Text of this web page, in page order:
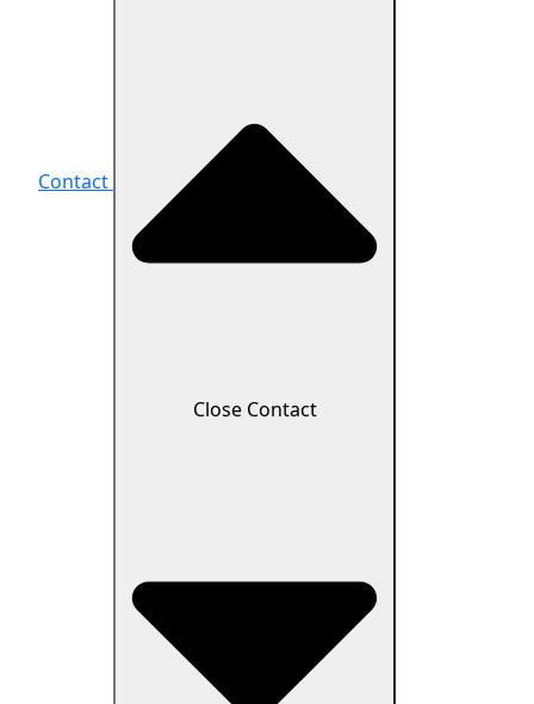
Contact
Close Contact